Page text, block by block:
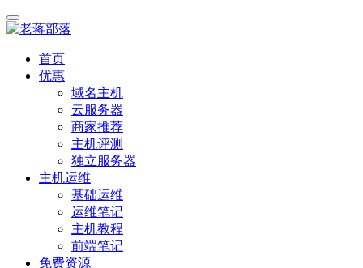
首页
优惠
域名主机
云服务器
商家推荐
主机评测
独立服务器
主机运维
基础运维
运维笔记
主机教程
前端笔记
免费资源